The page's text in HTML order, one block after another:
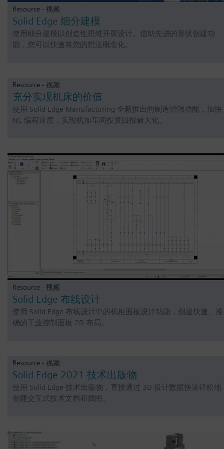
Resource - 视频
Solid Edge 细分建模
使用细分建模以创造性思维开展设计。借助先进的形状创建功
能，您可以快速将您的想法概念化。
Resource - 视频
充分实现机床的价值
使用 Solid Edge Manufacturing 全新推出的制造增强功能，加快
NC 编程速度，实现机加车间投资回报最大化。
Resource - 视频
Solid Edge 布线设计
使用 Solid Edge 布线设计中的机柜面板设计功能，创建快速、准
确的工业控制面板 2D 布局。
Resource - 视频
Solid Edge 2021 技术出版物
使用 Solid Edge 技术出版物，直接通过 3D 设计数据快速轻松地
创建交互式技术文档和插图。